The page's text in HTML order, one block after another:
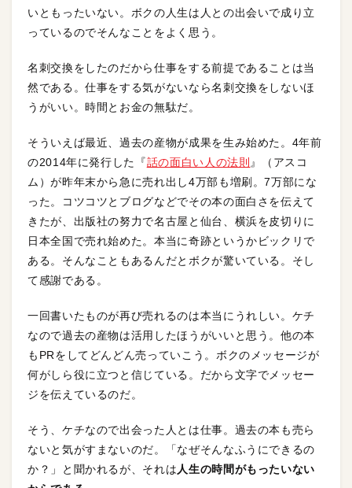
いともったいない。ボクの人生は人との出会いで成り立
っているのでそんなことをよく思う。
名刺交換をしたのだから仕事をする前提であることは当
然である。仕事をする気がないなら名刺交換をしないほ
うがいい。時間とお金の無駄だ。
そういえば最近、過去の産物が成果を生み始めた。4年前
の2014年に発行した『話の面白い人の法則 』（アスコ
ム）が昨年末から急に売れ出し4万部も増刷。7万部にな
った。コツコツとブログなどでその本の面白さを伝えて
きたが、出版社の努力で名古屋と仙台、横浜を皮切りに
日本全国で売れ始めた。本当に奇跡というかビックリで
ある。そんなこともあるんだとボクが驚いている。そし
て感謝である。
一回書いたものが再び売れるのは本当にうれしい。ケチ
なので過去の産物は活用したほうがいいと思う。他の本
もPRをしてどんどん売っていこう。ボクのメッセージが
何がしら役に立つと信じている。だから文字でメッセー
ジを伝えているのだ。
そう、ケチなので出会った人とは仕事。過去の本も売ら
ないと気がすまないのだ。「なぜそんなふうにできるの
か？」と聞かれるが、それは 人生の時間がもったいない